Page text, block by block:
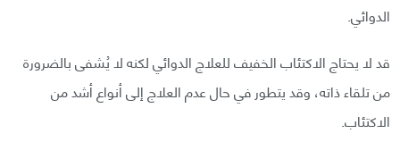
الدوائي.
قد لا يحتاج الاكتئاب الخفيف للعلاج الدوائي لكنه لا يُشفى بالضرورة
من تلقاء ذاته، وقد يتطور في حال عدم العلاج إلى أنواع أشد من
الاكتئاب.